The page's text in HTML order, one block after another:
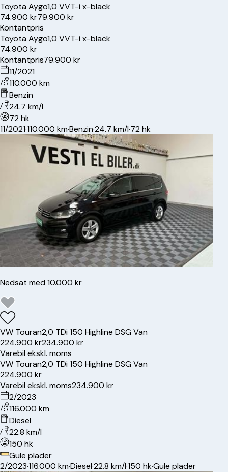
ToyotaAygo1,0 VVT-i x-black
74.900 kr79.900 kr
Kontantpris
ToyotaAygo1,0 VVT-i x-black
74.900 kr
Kontantpris79.900 kr
11/2021
110.000 km
Benzin
24.7 km/l
72 hk
11/2021·110.000 km·Benzin·24.7 km/l·72 hk
Nedsat med 10.000 kr
VW Touran2,0 TDi 150 Highline DSG Van
224.900 kr234.900 kr
Varebil ekskl. moms
VW Touran2,0 TDi 150 Highline DSG Van
224.900 kr
Varebil ekskl. moms234.900 kr
2/2023
116.000 km
Diesel
22.8 km/l
150 hk
Gule plader
2/2023·116.000 km·Diesel·22.8 km/l·150 hk·Gule plader